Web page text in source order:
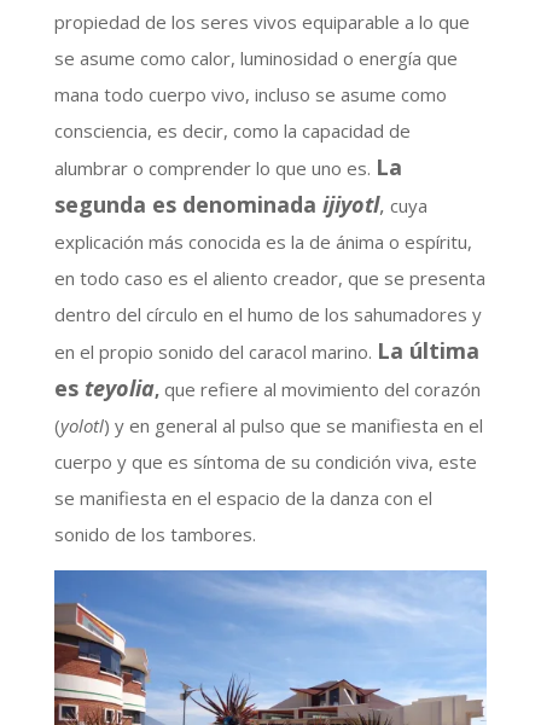
propiedad de los seres vivos equiparable a lo que
se asume como calor, luminosidad o energía que
mana todo cuerpo vivo, incluso se asume como
consciencia, es decir, como la capacidad de
alumbrar o comprender lo que uno es. La
segunda es denominada ijiyotl, cuya
explicación más conocida es la de ánima o espíritu,
en todo caso es el aliento creador, que se presenta
dentro del círculo en el humo de los sahumadores y
en el propio sonido del caracol marino. La última
es teyolia,que refiere al movimiento del corazón
(yolotl) y en general al pulso que se manifiesta en el
cuerpo y que es síntoma de su condición viva, este
se manifiesta en el espacio de la danza con el
sonido de los tambores.